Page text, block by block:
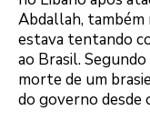
Abdallah, também
estava tentando
ao Brasil.
morte de um
do governo desde